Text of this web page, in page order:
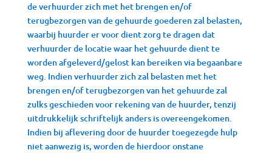
de verhuurder zich met het brengen en/of
terugbezorgen van de gehuurde goederen zal belasten,
waarbij huurder er voor dient zorg te dragen dat
verhuurder de locatie waar het gehuurde dient te
worden afgeleverd/gelost kan bereiken via begaanbare
weg. Indien verhuurder zich zal belasten met het
brengen en/of terugbezorgen van het gehuurde zal
zulks geschieden voor rekening van de huurder, tenzij
uitdrukkelijk schriftelijk anders is overeengekomen.
Indien bij aflevering door de huurder toegezegde hulp
niet aanwezig is, worden de hierdoor onstane